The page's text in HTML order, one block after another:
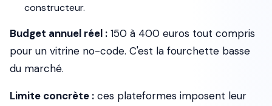
constructeur.
Budget annuel réel : 150 à 400 euros tout compris
pour un vitrine no-code. C'est la fourchette basse
du marché.
Limite concrète : ces plateformes imposent leur